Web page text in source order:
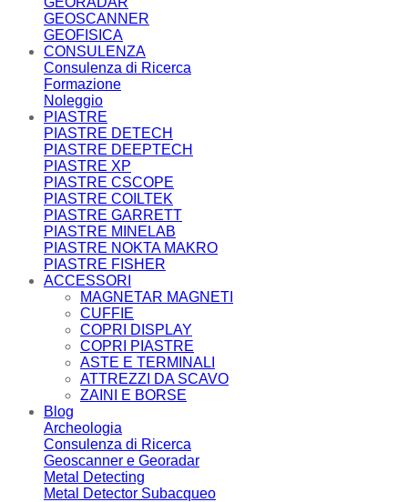
GEOSCANNER
GEOFISICA
CONSULENZA
Consulenza di Ricerca
Formazione
Noleggio
PIASTRE
PIASTRE DETECH
PIASTRE DEEPTECH
PIASTRE XP
PIASTRE CSCOPE
PIASTRE COILTEK
PIASTRE GARRETT
PIASTRE MINELAB
PIASTRE NOKTA MAKRO
PIASTRE FISHER
ACCESSORI
MAGNETAR MAGNETI
CUFFIE
COPRI DISPLAY
COPRI PIASTRE
ASTE E TERMINALI
ATTREZZI DA SCAVO
ZAINI E BORSE
Blog
Archeologia
Consulenza di Ricerca
Geoscanner e Georadar
Metal Detecting
Metal Detector Subacqueo